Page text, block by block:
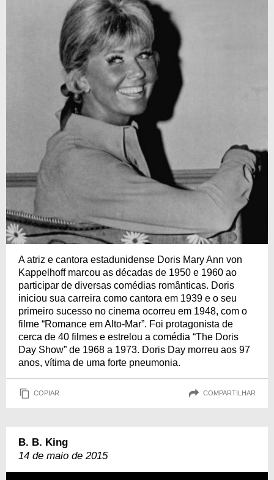
A atriz e cantora estadunidense Doris Mary Ann von
Kappelhoff marcou as décadas de 1950 e 1960 ao
participar de diversas comédias românticas. Doris
iniciou sua carreira como cantora em 1939 e o seu
primeiro sucesso no cinema ocorreu em 1948, com o
filme “Romance em Alto-Mar”. Foi protagonista de
cerca de 40 filmes e estrelou a comédia “The Doris
Day Show” de 1968 a 1973. Doris Day morreu aos 97
anos, vítima de uma forte pneumonia.
COPIAR COMPARTILHAR
B. B. King
14 de maio de 2015